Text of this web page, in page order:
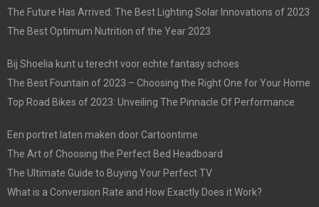
The Future Has Arrived: The Best Lighting Solar Innovations of 2023
The Best Optimum Nutrition of the Year 2023
Bij Shoelia kunt u terecht voor echte fantasy schoes
The Best Fountain of 2023 – Choosing the Right One for Your Home
Top Road Bikes of 2023: Unveiling The Pinnacle Of Performance
Een portret laten maken door Cartoontime
The Art of Choosing the Perfect Bed Headboard
The Ultimate Guide to Buying Your Perfect TV
What is a Conversion Rate and How Exactly Does it Work?